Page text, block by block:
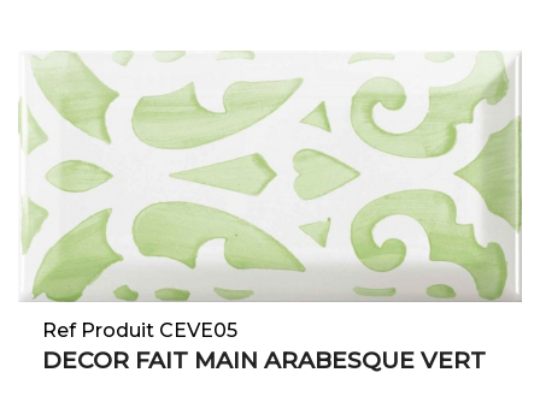
Ref Produit CEVE05
DECOR FAIT MAIN ARABESQUE VERT